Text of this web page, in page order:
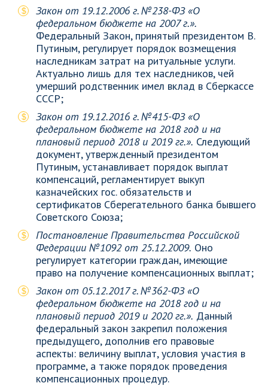
Закон от 19.12.2006 г. №238-ФЗ «О
федеральном бюджете на 2007 г.».
Федеральный Закон, принятый президентом В.
Путиным, регулирует порядок возмещения
наследникам затрат на ритуальные услуги.
Актуально лишь для тех наследников, чей
умерший родственник имел вклад в Сберкассе
СССР;
Закон от 19.12.2016 г. №415-ФЗ «О
федеральном бюджете на 2018 год и на
плановый период 2018 и 2019 гг.». Следующий
документ, утвержденный президентом
Путиным, устанавливает порядок выплат
компенсаций, регламентирует выкуп
казначейских гос. обязательств и
сертификатов Сберегательного банка бывшего
Советского Союза;
Постановление Правительства Российской
Федерации №1092 от 25.12.2009. Оно
регулирует категории граждан, имеющие
право на получение компенсационных выплат;
Закон от 05.12.2017 г. №362-ФЗ «О
федеральном бюджете на 2018 год и на
плановый период 2019 и 2020 гг.». Данный
федеральный закон закрепил положения
предыдущего, дополнив его правовые
аспекты: величину выплат, условия участия в
программе, а также порядок проведения
компенсационных процедур.